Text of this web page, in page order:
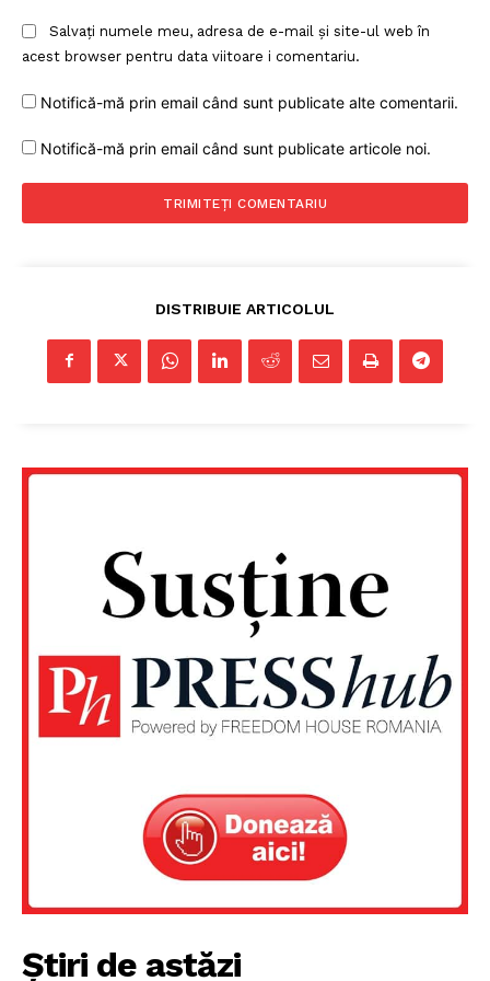
Salvați numele meu, adresa de e-mail și site-ul web în
acest browser pentru data viitoare i comentariu.
Notifică-mă prin email când sunt publicate alte comentarii.
Notifică-mă prin email când sunt publicate articole noi.
DISTRIBUIE ARTICOLUL
Știri de astăzi